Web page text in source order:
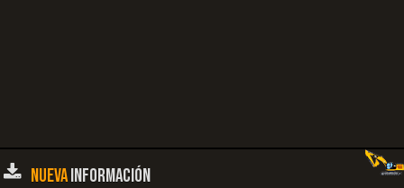
NUEVAINFORMACIÓN